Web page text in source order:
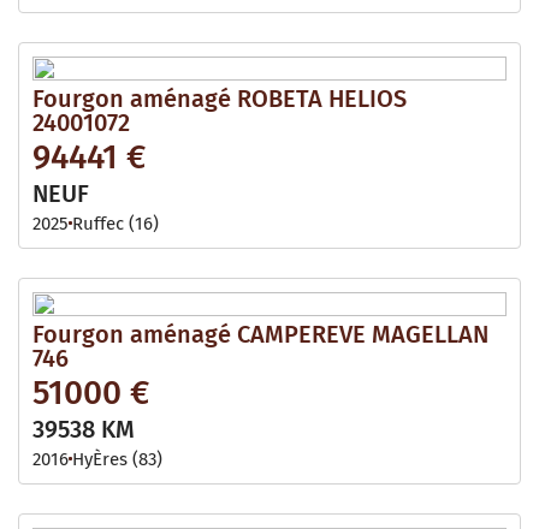
Fourgon aménagé ROBETA HELIOS
24001072
94441 €
NEUF
2025 Ruffec (16)
Fourgon aménagé CAMPEREVE MAGELLAN
746
51000 €
39538 KM
2016 HyÈres (83)